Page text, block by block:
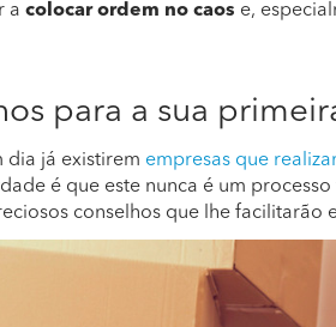
a colocar ordem no caos e,
para a sua
dia já existirem empresas que
é que este nunca é um
conselhos que lhe facilitarão